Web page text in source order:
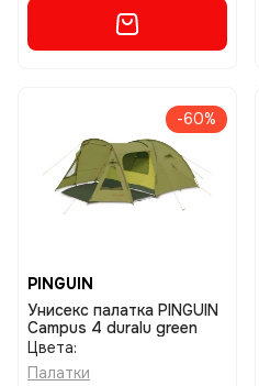
-60%
PINGUIN
Унисекс палатка PINGUIN
Campus 4 duralu green
Цвета:
Палатки